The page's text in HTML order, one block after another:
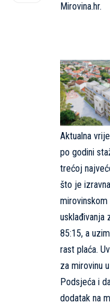
Mirovina.hr.
Aktualna
po godini
trećoj
što je
usklađivanja
85:15, a
rast plaća.
za mirovinu
Podsjeća i
dodatak na